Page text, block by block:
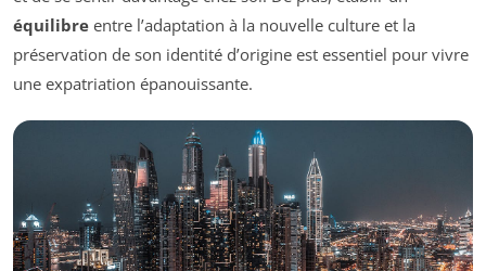
équilibre entre l’adaptation à la nouvelle culture et la
préservation de son identité d’origine est essentiel pour vivre
une expatriation épanouissante.